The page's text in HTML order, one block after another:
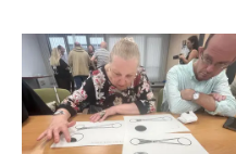
Eclipse solar